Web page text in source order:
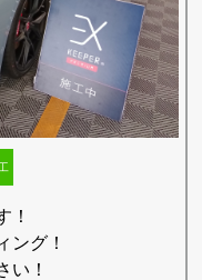
！
ング！
い！